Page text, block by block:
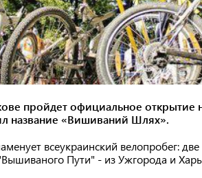
пройдет официальное открытие
название «Вишиваний Шлях».
всеукраинский велопробег:
Пути" - из Ужгорода и